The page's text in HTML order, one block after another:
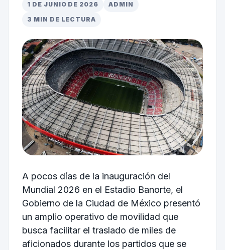
1 DE JUNIO DE 2026
ADMIN
3 MIN DE LECTURA
A pocos días de la inauguración del
Mundial 2026 en el Estadio Banorte, el
Gobierno de la Ciudad de México presentó
un amplio operativo de movilidad que
busca facilitar el traslado de miles de
aficionados durante los partidos que se